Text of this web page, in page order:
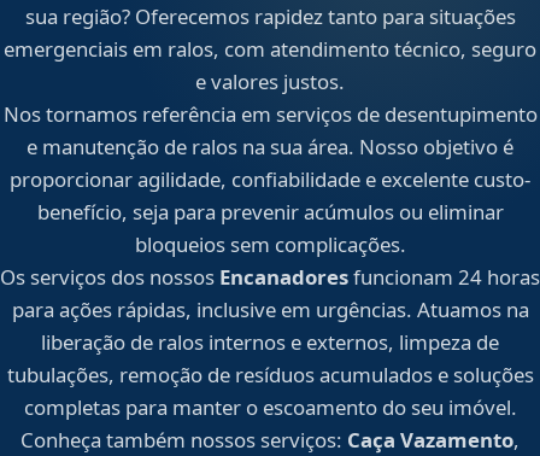
sua região? Oferecemos rapidez tanto para situações
emergenciais em ralos, com atendimento técnico, seguro
e valores justos.
Nos tornamos referência em serviços de desentupimento
e manutenção de ralos na sua área. Nosso objetivo é
proporcionar agilidade, confiabilidade e excelente custo-
benefício, seja para prevenir acúmulos ou eliminar
bloqueios sem complicações.
Os serviços dos nossos Encanadoresfuncionam 24 horas
para ações rápidas, inclusive em urgências. Atuamos na
liberação de ralos internos e externos, limpeza de
tubulações, remoção de resíduos acumulados e soluções
completas para manter o escoamento do seu imóvel.
Conheça também nossos serviços: Caça Vazamento,